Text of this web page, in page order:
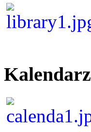
Kalendarz